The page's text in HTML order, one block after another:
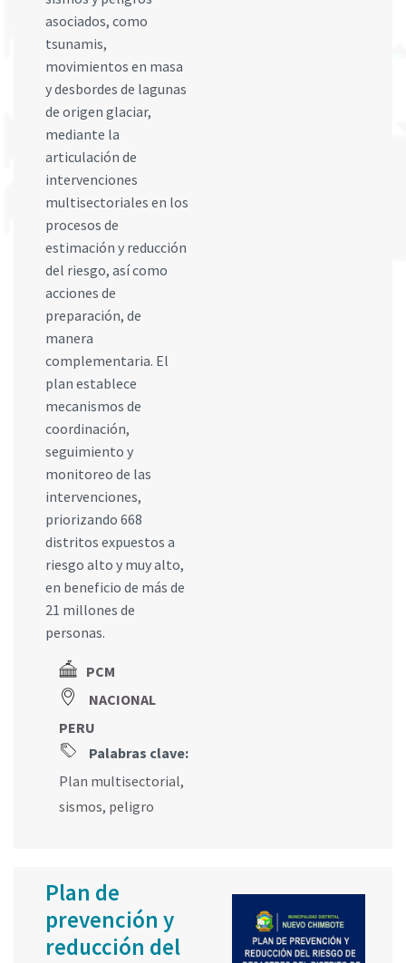
asociados, como
tsunamis,
movimientos en masa
y desbordes de lagunas
de origen glaciar,
mediante la
articulación de
intervenciones
multisectoriales en los
procesos de
estimación y reducción
del riesgo, así como
acciones de
preparación, de
manera
complementaria. El
plan establece
mecanismos de
coordinación,
seguimiento y
monitoreo de las
intervenciones,
priorizando 668
distritos expuestos a
riesgo alto y muy alto,
en beneficio de más de
21 millones de
personas.
PCM
NACIONAL
PERU
Palabras clave:
Plan multisectorial,
sismos, peligro
Plan de
prevención y
reducción del